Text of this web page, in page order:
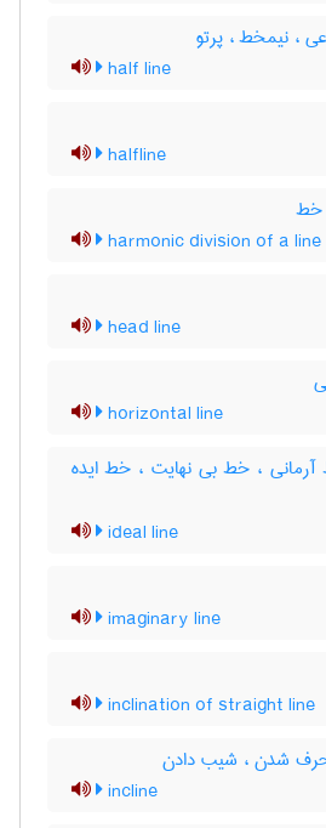
، نیمخط ، پرتو
half line
halfline
خط
harmonic division of a line
head line
horizontal line
، خط بی نهایت ، خط ایده
ideal line
imaginary line
inclination of straight line
شدن ، شیب دادن
incline